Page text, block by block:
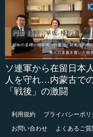
ソ連軍から在留日本
人を守れ…内蒙古で
「戦後」の激闘
利用規約
プライバシーポリ
お問い合わせ
よくあるご質